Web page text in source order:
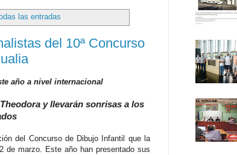
las entradas
del 10ª Concurso
año a nivel internacional
y llevarán sonrisas a los
del Concurso de Dibujo Infantil que la
de marzo. Este año han presentado sus